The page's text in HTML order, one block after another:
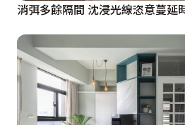
消弭多餘隔間 沈浸光線恣意蔓延